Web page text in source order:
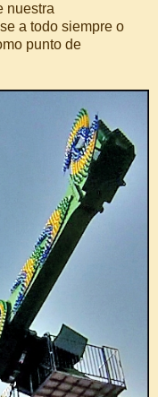
nuestra
a todo siempre o
punto de